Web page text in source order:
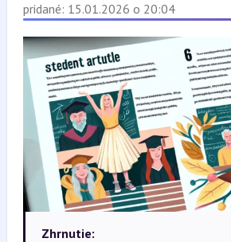
pridané: 15.01.2026 o 20:04
Zhrnutie: